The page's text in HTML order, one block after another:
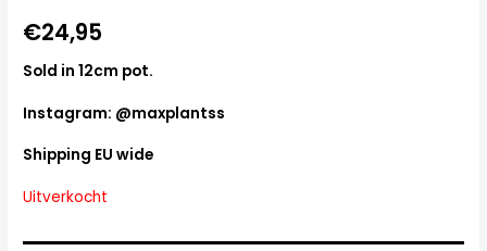
€24,95
Sold in 12cm pot.
Instagram: @maxplantss
Shipping EU wide
Uitverkocht